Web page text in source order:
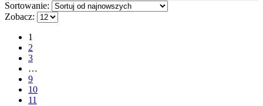
Sortowanie:
Zobacz:
1
2
3
…
9
10
11